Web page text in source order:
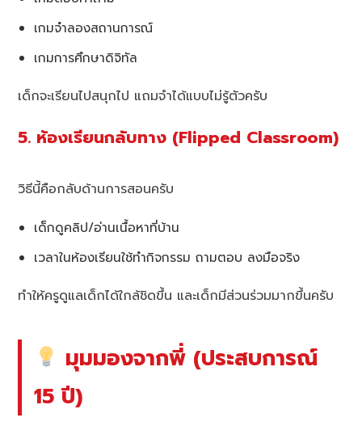
เกมจำลองสถานการณ์
เกมการศึกษาดิจิทัล
เด็กจะเรียนไปสนุกไป แถมจำได้แบบไม่รู้ตัวครับ
5. ห้องเรียนกลับทาง (Flipped Classroom)
วิธีนี้คือกลับด้านการสอนครับ
เด็กดูคลิป/อ่านเนื้อหาที่บ้าน
เวลาในห้องเรียนใช้ทำกิจกรรม ถามตอบ ลงมือจริง
ทำให้ครูดูแลเด็กได้ใกล้ชิดขึ้น และเด็กมีส่วนร่วมมากขึ้นครับ
มุมมองจากพี่ (ประสบการณ์
15 ปี)